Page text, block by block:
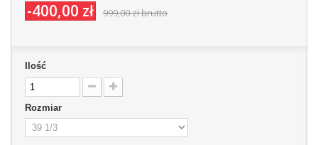
-400,00 zł 999,00 złbrutto
Ilość
Rozmiar